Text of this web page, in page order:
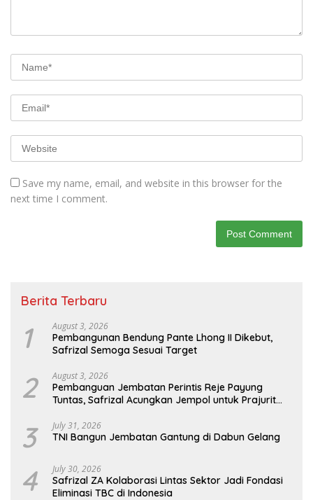
Save my name, email, and website in this browser for the
next time I comment.
Berita Terbaru
1 August 3, 2026
Pembangunan Bendung Pante Lhong II Dikebut,
Safrizal Semoga Sesuai Target
2 August 3, 2026
Pembanguan Jembatan Perintis Reje Payung
Tuntas, Safrizal Acungkan Jempol untuk Prajurit
3 July 31, 2026
TNI Bangun Jembatan Gantung di Dabun Gelang
4 July 30, 2026
Safrizal ZA Kolaborasi Lintas Sektor Jadi Fondasi
Eliminasi TBC di Indonesia